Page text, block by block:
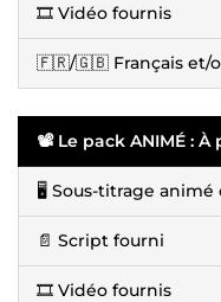
🎞️ Vidéo fournis
🇫🇷/🇬🇧 Français et/
📽️ Le pack ANIMÉ : À
🖥️ Sous-titrage
📄 Script fourni
🎞️ Vidéo fournis